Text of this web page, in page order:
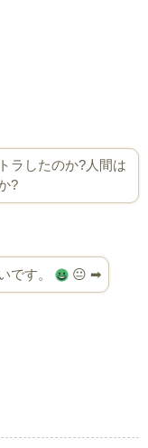
ラしたのか?人間は
?
です。 😐 ➡